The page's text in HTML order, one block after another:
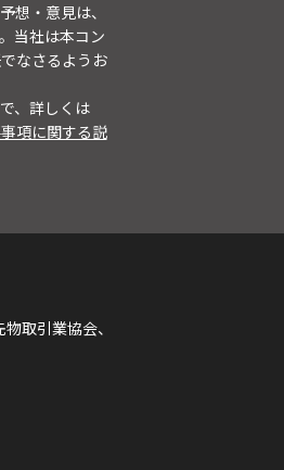
想・意見は、
当社は本コン
なさるようお
、詳しくは
項に関する説
取引業協会、